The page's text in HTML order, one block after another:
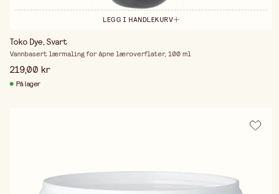
LEGG I HANDLEKURV
Toko Dye, Svart
Vannbasert lærmaling for åpne læroverflater, 100 ml
219,00 kr
På lager